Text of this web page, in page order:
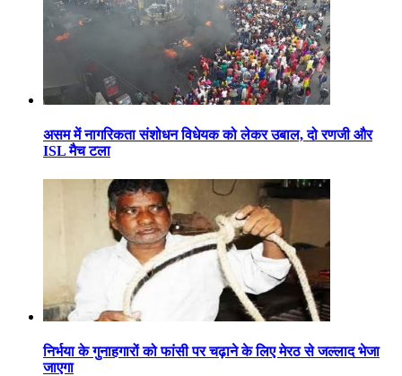
असम में नागरिकता संशोधन विधेयक को लेकर उबाल, दो रणजी और
ISL मैच टला
निर्भया के गुनाहगारों को फांसी पर चढ़ाने के लिए मेरठ से जल्लाद भेजा
जाएगा